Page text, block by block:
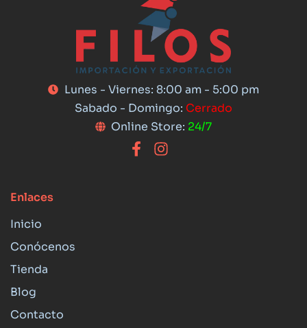
Lunes - Viernes: 8:00 am - 5:00 pm
Sabado - Domingo: Cerrado
Online Store: 24/7
Enlaces
Inicio
Conócenos
Tienda
Blog
Contacto